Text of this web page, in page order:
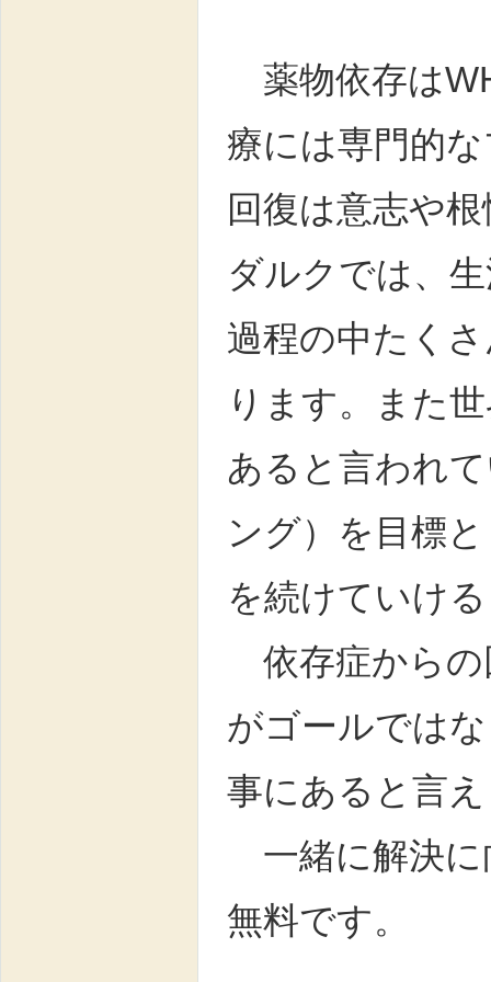
薬物依存は
療には専門的
回復は意志や
ダルクでは、
過程の中たく
ります。また
あると言われ
ング）を目標
を続けていけ
依存症からの
がゴールでは
事にあると言
一緒に解決に
無料です。